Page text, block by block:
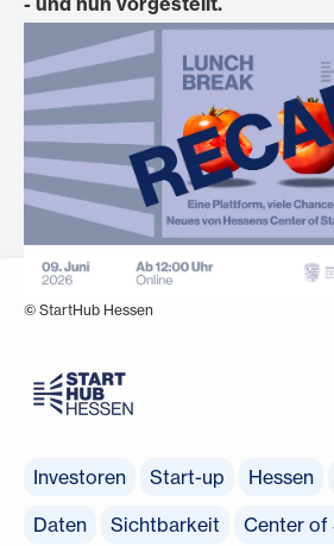
© StartHub Hessen
Investoren Start-up Hessen
Daten
Sichtbarkeit Center of